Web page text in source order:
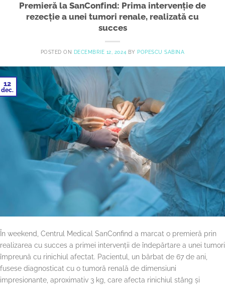
Premieră la SanConfind: Prima intervenție de
rezecție a unei tumori renale, realizată cu
succes
POSTED ON DECEMBRIE 12, 2024 BY POPESCU SABINA
12
dec.
În weekend, Centrul Medical SanConfind a marcat o premieră prin
realizarea cu succes a primei intervenții de îndepărtare a unei tumori
împreună cu rinichiul afectat. Pacientul, un bărbat de 67 de ani,
fusese diagnosticat cu o tumoră renală de dimensiuni
impresionante, aproximativ 3 kg, care afecta rinichiul stâng și